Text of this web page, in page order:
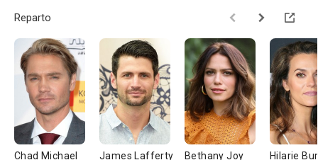
Reparto
Chad Michael
James Lafferty
Bethany Joy
Hilarie